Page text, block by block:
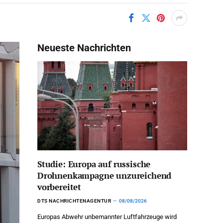
Neueste Nachrichten
Studie: Europa auf russische
Drohnenkampagne unzureichend
vorbereitet
DTS NACHRICHTENAGENTUR 08/08/2026
Europas Abwehr unbemannter Luftfahrzeuge wird